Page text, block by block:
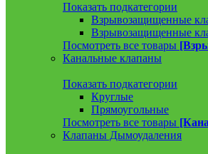
Показать подкатегории
Взрывозащищенные
Взрывозащищенные
Посмотреть все товары
Канальные клапаны
Показать подкатегории
Круглые
Прямоугольные
Посмотреть все товары
Клапаны Дымоудаления